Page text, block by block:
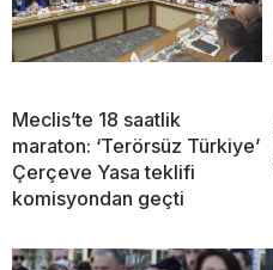
Meclis’te 18 saatlik
maraton: ‘Terörsüz Türkiye’
Çerçeve Yasa teklifi
komisyondan geçti